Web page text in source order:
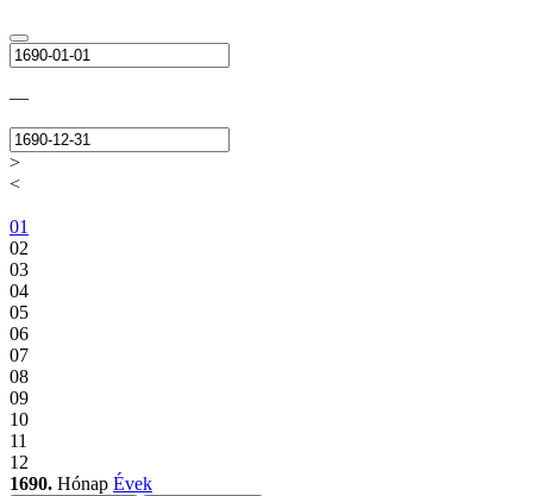
—
>
<
01
02
03
04
05
06
07
08
09
10
11
12
1690. Hónap Évek